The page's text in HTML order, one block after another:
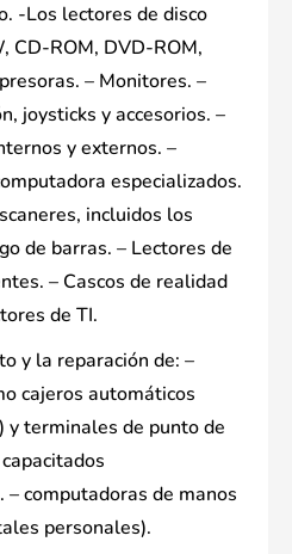
-Los lectores de disco
CD-ROM, DVD-ROM,
– Monitores. –
joysticks y accesorios. –
y externos. –
especializados.
incluidos los
de barras. – Lectores de
– Cascos de realidad
de TI.
y la reparación de: –
cajeros automáticos
y terminales de punto de
– computadoras de manos
personales).